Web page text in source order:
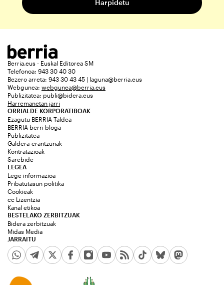
Berria.eus - Euskal Editorea SM
Telefonoa: 943 30 40 30
Bezero arreta: 943 30 43 45 | laguna@berria.eus
Webgunea: webgunea@berria.eus
Publizitatea: publi@bidera.eus
Harremanetan jarri
ORRIALDE KORPORATIBOAK
Ezagutu BERRIA Taldea
BERRIA berri bloga
Publizitatea
Galdera-erantzunak
Kontratazioak
Sarebide
JARRAITU
LEGEA
Lege informazioa
Pribatutasun politika
Cookieak
cc Lizentzia
Kanal etikoa
BESTELAKO ZERBITZUAK
Bidera zerbitzuak
Midas Media